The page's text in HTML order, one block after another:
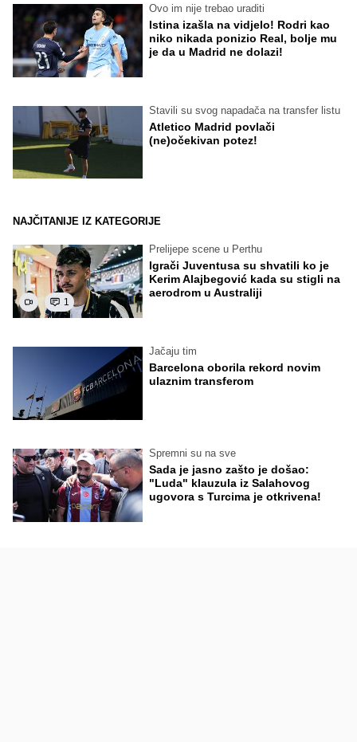
Ovo im nije trebao uraditi
Istina izašla na vidjelo! Rodri kao
niko nikada ponizio Real, bolje mu
je da u Madrid ne dolazi!
Stavili su svog napadača na transfer listu
Atletico Madrid povlači
(ne)očekivan potez!
NAJČITANIJE IZ KATEGORIJE
1
Prelijepe scene u Perthu
Igrači Juventusa su shvatili ko je
Kerim Alajbegović kada su stigli na
aerodrom u Australiji
Jačaju tim
Barcelona oborila rekord novim
ulaznim transferom
Spremni su na sve
Sada je jasno zašto je došao:
"Luda" klauzula iz Salahovog
ugovora s Turcima je otkrivena!